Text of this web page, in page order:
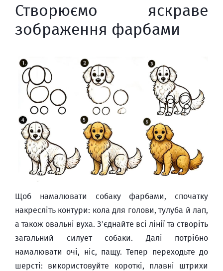
Створюємо яскраве
зображення фарбами
Щоб намалювати собаку фарбами, спочатку
накресліть контури: кола для голови, тулуба й лап,
а також овальні вуха. З’єднайте всі лінії та створіть
загальний силует собаки. Далі потрібно
намалювати очі, ніс, пащу. Тепер переходьте до
шерсті: використовуйте короткі, плавні штрихи